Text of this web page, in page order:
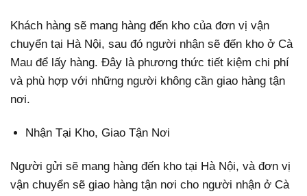
Khách hàng sẽ mang hàng đến kho của đơn vị vận
chuyển tại Hà Nội, sau đó người nhận sẽ đến kho ở Cà
Mau để lấy hàng. Đây là phương thức tiết kiệm chi phí
và phù hợp với những người không cần giao hàng tận
nơi.
Nhận Tại Kho, Giao Tận Nơi
Người gửi sẽ mang hàng đến kho tại Hà Nội, và đơn vị
vận chuyển sẽ giao hàng tận nơi cho người nhận ở Cà